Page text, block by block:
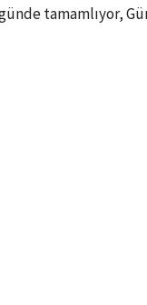
tamamlıyor,